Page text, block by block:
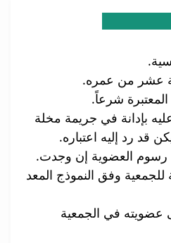
:
بإدانة في جريمة مخلة
قد رد إليه اعتباره.
وفق النموذج المعد
في الجمعية